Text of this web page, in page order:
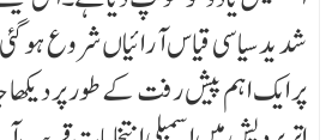
شد ید سیاسی قیاس آرائیاں شروع ہو
پر ایک اہم پیش رفت کے طور پر دیکھا